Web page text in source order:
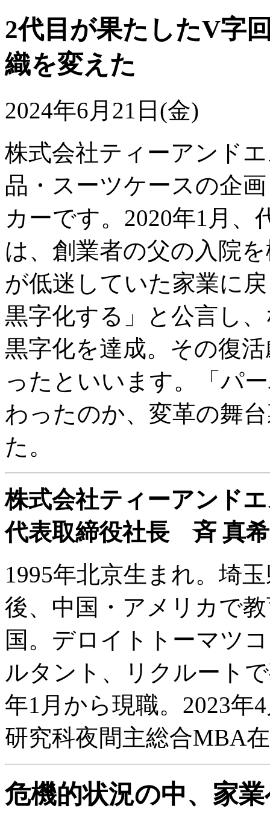
2代目が果たしたV字
織を変えた
2024年6月21日(金)
株式会社ティーアンド
品・スーツケースの企
カーです。2020年1月、
は、創業者の父の入院
が低迷していた家業に
黒字化する」と公言し
黒字化を達成。その復
ったといいます。「パ
わったのか、変革の舞
た。
株式会社ティーアンド
代表取締役社長 斉 真
1995年北京生まれ。埼
後、中国・アメリカで
国。デロイトトーマツ
ルタント、リクルート
年1月から現職。2023年
研究科夜間主総合MBA
危機的状況の中、家